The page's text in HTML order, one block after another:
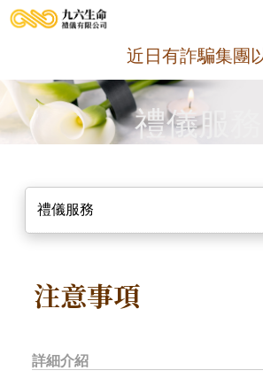
近日有詐騙集團
禮儀服務
禮儀服務
注意事項
詳細介紹